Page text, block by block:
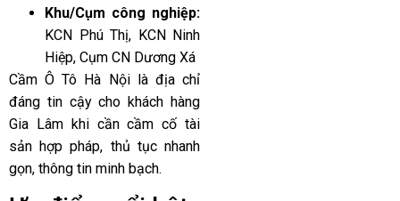
Khu/Cụm công nghiệp:
KCN Phú Thị, KCN Ninh
Hiệp, Cụm CN Dương Xá
Cầm Ô Tô Hà Nội là địa chỉ
đáng tin cậy cho khách hàng
Gia Lâm khi cần cầm cố tài
sản hợp pháp, thủ tục nhanh
gọn, thông tin minh bạch.